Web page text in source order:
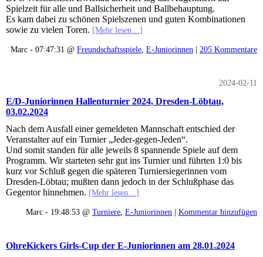
Spielzeit für alle und Ballsicherheit und Ballbehauptung.
Es kam dabei zu schönen Spielszenen und guten Kombinationen
sowie zu vielen Toren. [Mehr lesen…]
Marc - 07:47:31 @ Freundschaftsspiele E-Juniorinnen | 205 Kommentare
2024-02-11
E/D-Juniorinnen Hallenturnier 2024, Dresden-Löbtau,
03.02.2024
Nach dem Ausfall einer gemeldeten Mannschaft entschied der
Veranstalter auf ein Turnier „Jeder-gegen-Jeden“.
Und somit standen für alle jeweils 8 spannende Spiele auf dem
Programm. Wir starteten sehr gut ins Turnier und führten 1:0 bis
kurz vor Schluß gegen die späteren Turniersiegerinnen vom
Dresden-Löbtau; mußten dann jedoch in der Schlußphase das
Gegentor hinnehmen. [Mehr lesen…]
Marc - 19:48:53 @ Turniere, E-Juniorinnen | Kommentar hinzufügen
OhreKickers Girls-Cup der E-Juniorinnen am 28.01.2024